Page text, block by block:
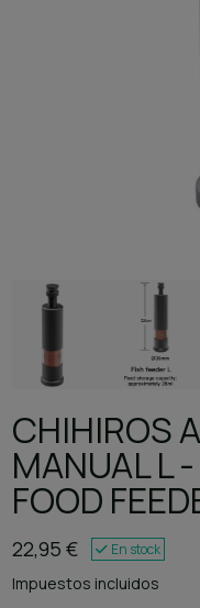
CHIHIROS
MANUAL L
FOOD
22,95 € En stock
Impuestos incluidos